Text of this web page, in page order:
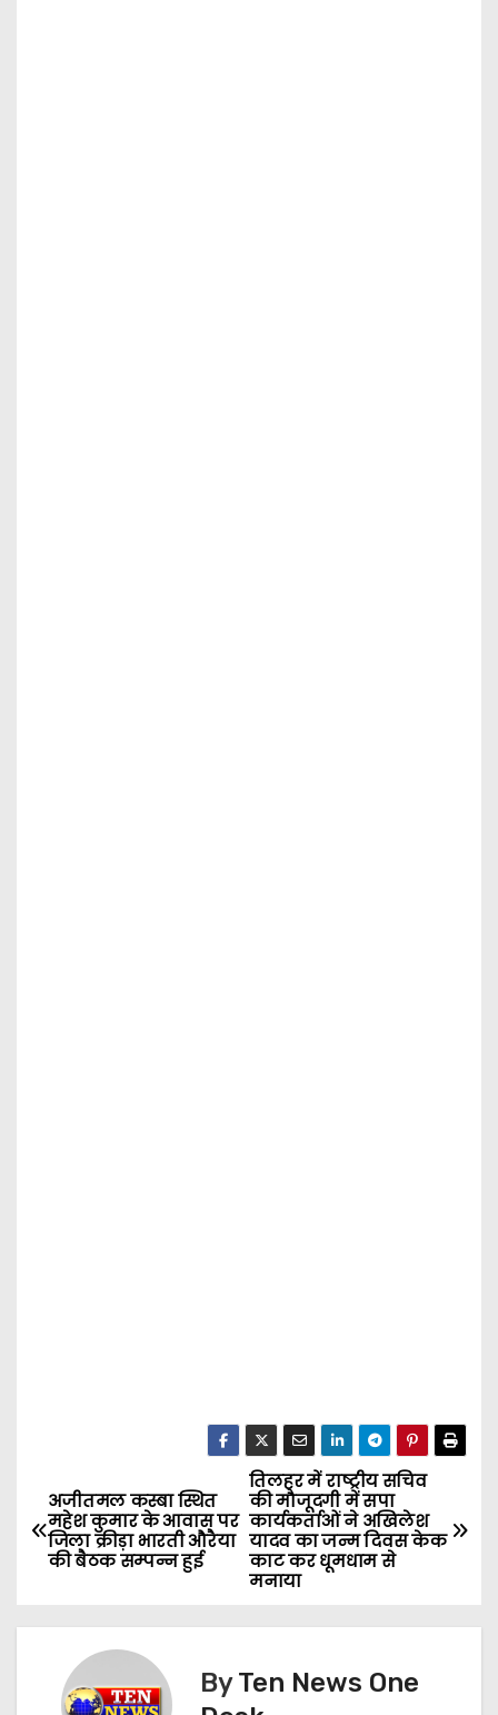
P
o
t
तिलहर में राष्ट्रीय सचिव
की मौजूदगी में सपा
कार्यकर्ताओं ने अखिलेश
यादव का जन्म दिवस केक
काट कर धूमधाम से
मनाया
अजीतमल कस्बा स्थित
महेश कुमार के आवास पर
जिला क्रीड़ा भारती औरैया
की बैठक सम्पन्न हुई
ByTen News One